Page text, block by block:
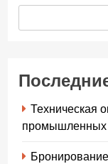
Техническая
промышленных